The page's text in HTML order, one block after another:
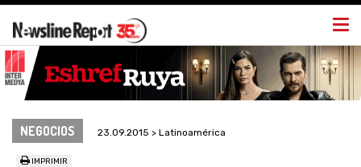
NEGOCIOS 23.09.2015 > Latinoamérica
IMPRIMIR